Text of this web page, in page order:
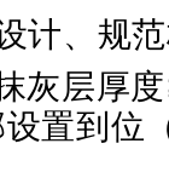
计、规
灰层厚
置到位